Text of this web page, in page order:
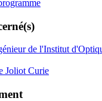
de l'Institut
Joliot Curie